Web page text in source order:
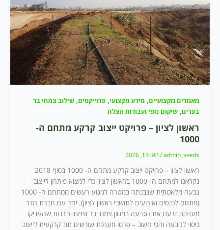
מאמרים מקצועיים, מידע מקצועי, פרוייקטים, שילוב צמחי בר
בערים, שיקום נופי ועבודות הצלה
ראשון לציון – פרויקט ייצוב קרקע מתחם ה-
1000
admin_seeds
/מאי 13, 2026
ראשון לציון – פרויקט ייצוב קרקע מתחם ה- 1000 בסוף 2018
נקראנו למתחם ה- 1000 בראשון לציון כדי למצוא פיתרון לייצוב
גבעה מלאכותית שנבנתה במטרה למנוע רעשים ממתחם ה- 1000
(מתחם לכנסים ואירועים לתושבי ראשון לציון). יחד עם חברת הדר
מערכות זרענו את הגבעה במגוון צמחי בר וצמחי תרבות שהעניקו
כיסוי לגיבעה והכי חשוב – פרסו מערכת שורשים תת קרקעית לייצוב